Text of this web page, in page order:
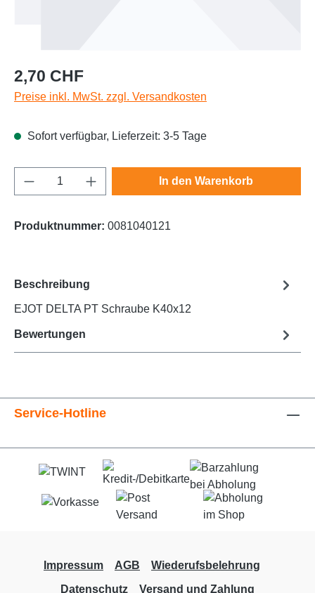
Regulärer Preis:
2,70 CHF
Preise inkl. MwSt. zzgl. Versandkosten
Sofort verfügbar, Lieferzeit: 3-5 Tage
Produkt Anzahl: Gib den gewünschten
In den Warenkorb
Produktnummer: 0081040121
Beschreibung
EJOT DELTA PT Schraube K40x12
Bewertungen
Service-Hotline
Impressum AGB
Wiederufsbelehrung
Datenschutz
Versand und Zahlung